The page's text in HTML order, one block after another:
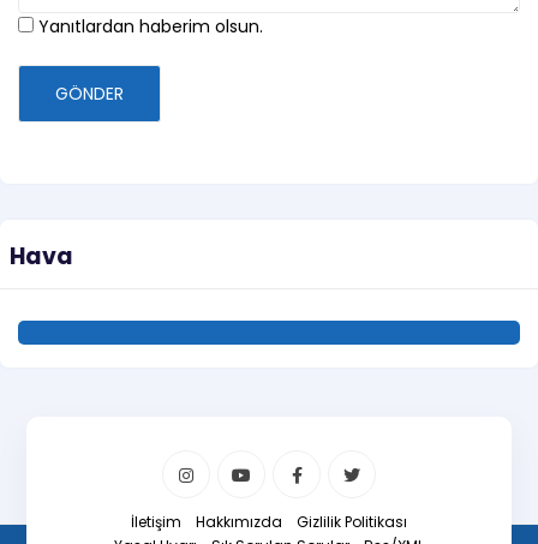
Yanıtlardan haberim olsun.
GÖNDER
Hava
İletişim Hakkımızda
Gizlilik Politikası